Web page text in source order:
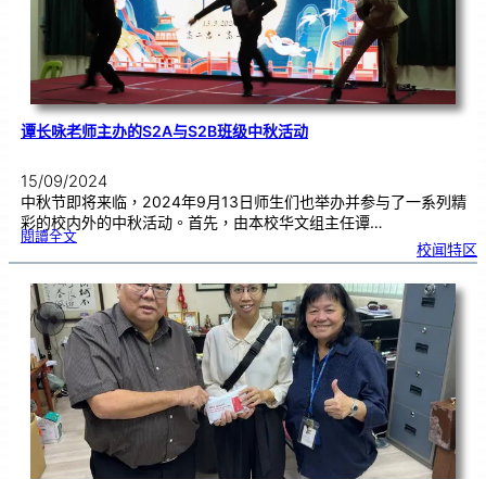
赛
场
地
谭长咏老师主办的S2A与S2B班级中秋活动
15/09/2024
中秋节即将来临，2024年9月13日师生们也举办并参与了一系列精
彩的校内外的中秋活动。首先，由本校华文组主任谭…
閱讀全文:谭
老
主
办
的
S
2
A
与
S
2B班
级中
秋
活
动
校闻特区